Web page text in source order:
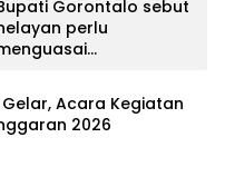
Gorontalo sebut
perlu
menarik
Acara Kegiatan
2026